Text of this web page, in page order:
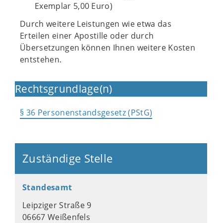
Exemplar 5,00 Euro)
Durch weitere Leistungen wie etwa das
Erteilen einer Apostille oder durch
Übersetzungen können Ihnen weitere Kosten
entstehen.
Rechtsgrundlage(n)
§ 36 Personenstandsgesetz (PStG)
Zuständige Stelle
Standesamt
Leipziger Straße 9
06667 Weißenfels